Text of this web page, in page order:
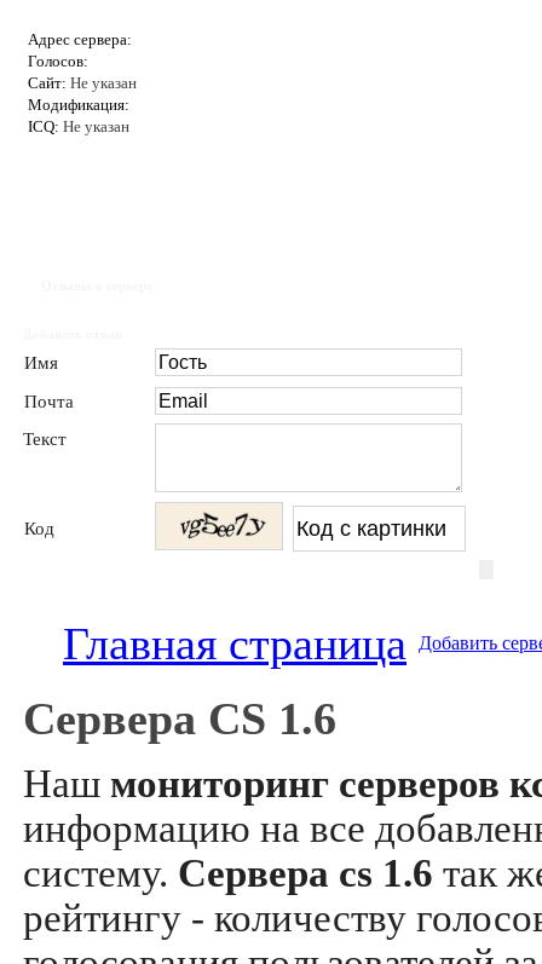
Адрес сервера:
Голосов:
Сайт: Не указан
Модификация:
ICQ: Не указан
Имя
Почта
Текст
Код
Главная страница Добавить
Сервера CS 1.6
Наш мониторинг серверов
информацию на все
систему. Сервера cs 1.6 так
рейтингу - количеству